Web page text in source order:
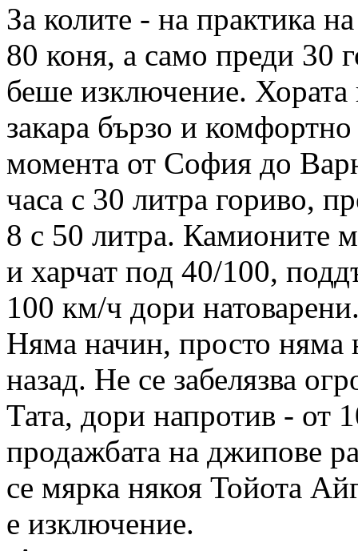
За колите - на практика
80 коня, а само преди 30
беше изключение. Хората
закара бързо и
момента от София до
часа с 30 литра гориво,
8 с 50 литра. Камионите
и харчат под 40/100,
100 км/ч дори
Няма начин, просто няма
назад. Не се забелязва
Тата, дори напротив - от
продажбата на джипове
се мярка някоя Тойота
е изключение.